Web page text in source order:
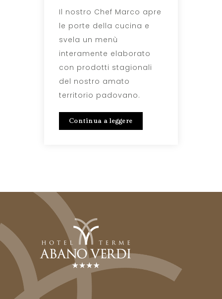
Il nostro Chef Marco apre
le porte della cucina e
svela un menù
interamente elaborato
con prodotti stagionali
del nostro amato
territorio padovano.
Continua a leggere